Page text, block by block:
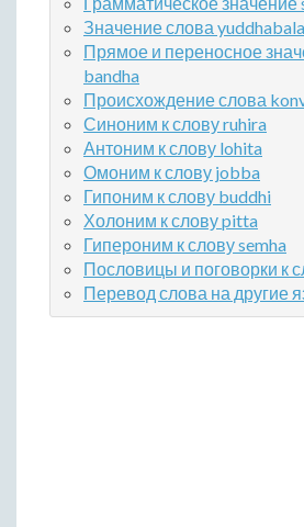
Значение слова yuddhabala
Прямое и переносное
bandha
Происхождение слова
Синоним к слову ruhira
Антоним к слову lohita
Омоним к слову jobba
Гипоним к слову buddhi
Холоним к слову pitta
Гипероним к слову semha
Пословицы и поговорки к
Перевод слова на другие